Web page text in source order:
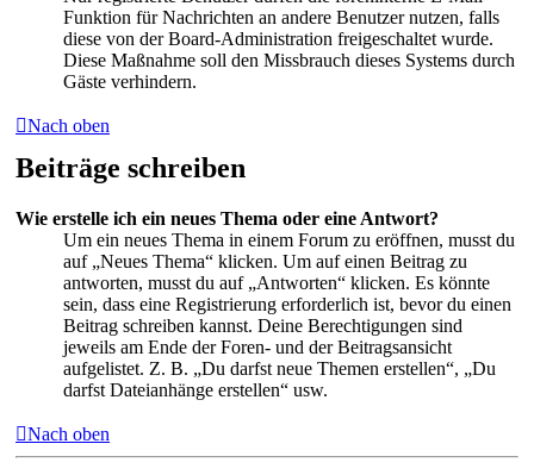
Funktion für Nachrichten an andere Benutzer nutzen, falls
diese von der Board-Administration freigeschaltet wurde.
Diese Maßnahme soll den Missbrauch dieses Systems durch
Gäste verhindern.
Nach oben
Beiträge schreiben
Wie erstelle ich ein neues Thema oder eine Antwort?
Um ein neues Thema in einem Forum zu eröffnen, musst du
auf „Neues Thema“ klicken. Um auf einen Beitrag zu
antworten, musst du auf „Antworten“ klicken. Es könnte
sein, dass eine Registrierung erforderlich ist, bevor du einen
Beitrag schreiben kannst. Deine Berechtigungen sind
jeweils am Ende der Foren- und der Beitragsansicht
aufgelistet. Z. B. „Du darfst neue Themen erstellen“, „Du
darfst Dateianhänge erstellen“ usw.
Nach oben